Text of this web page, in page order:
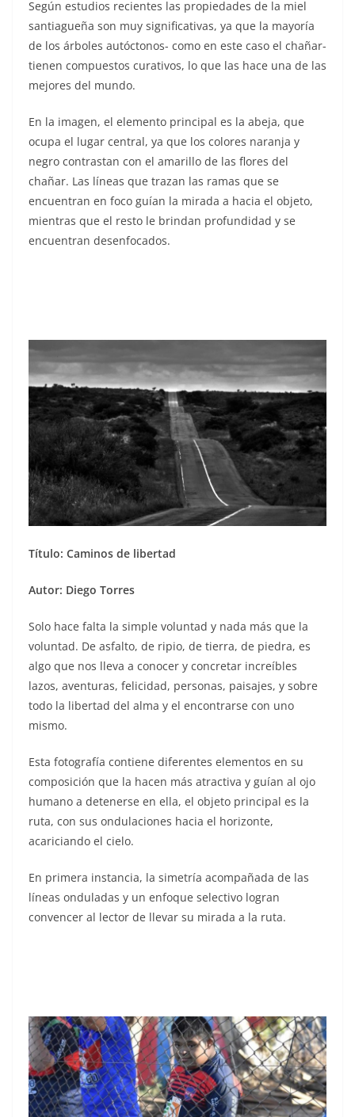
Según estudios recientes las propiedades de la miel
santiagueña son muy significativas, ya que la mayoría
de los árboles autóctonos- como en este caso el chañar-
tienen compuestos curativos, lo que las hace una de las
mejores del mundo.
En la imagen, el elemento principal es la abeja, que
ocupa el lugar central, ya que los colores naranja y
negro contrastan con el amarillo de las flores del
chañar. Las líneas que trazan las ramas que se
encuentran en foco guían la mirada a hacia el objeto,
mientras que el resto le brindan profundidad y se
encuentran desenfocados.
Título: Caminos de libertad
Autor: Diego Torres
Solo hace falta la simple voluntad y nada más que la
voluntad. De asfalto, de ripio, de tierra, de piedra, es
algo que nos lleva a conocer y concretar increíbles
lazos, aventuras, felicidad, personas, paisajes, y sobre
todo la libertad del alma y el encontrarse con uno
mismo.
Esta fotografía contiene diferentes elementos en su
composición que la hacen más atractiva y guían al ojo
humano a detenerse en ella, el objeto principal es la
ruta, con sus ondulaciones hacia el horizonte,
acariciando el cielo.
En primera instancia, la simetría acompañada de las
líneas onduladas y un enfoque selectivo logran
convencer al lector de llevar su mirada a la ruta.